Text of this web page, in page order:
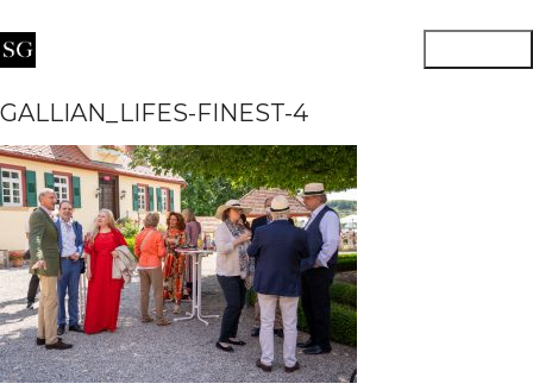
GALLIAN_LIFES-FINEST-4